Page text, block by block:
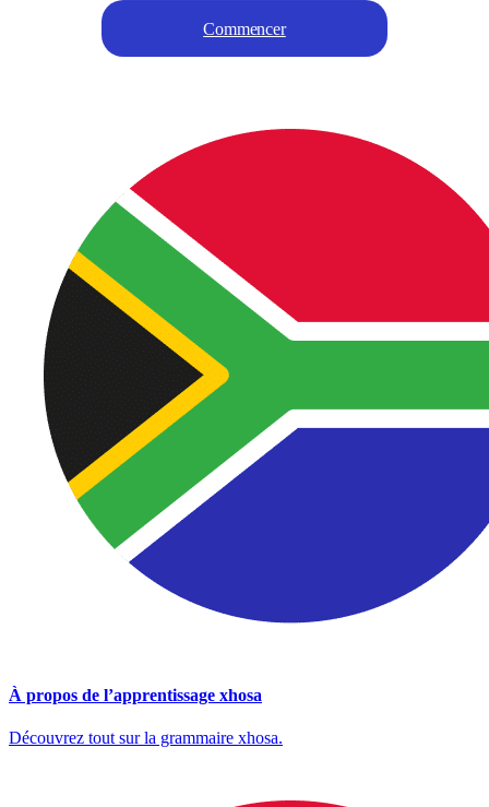
Commencer
À propos de l’apprentissage xhosa
Découvrez tout sur la grammaire xhosa.